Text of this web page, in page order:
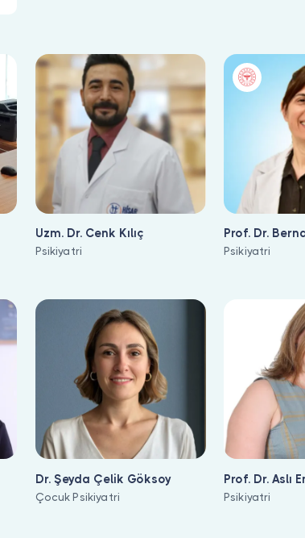
Uzm. Dr. Cenk Kılıç
Psikiyatri
Prof. Dr.
Akdede
Psikiyatri
Dr. Şeyda Çelik Göksoy
Çocuk Psikiyatri
Prof. Dr. Aslı
Psikiyatri